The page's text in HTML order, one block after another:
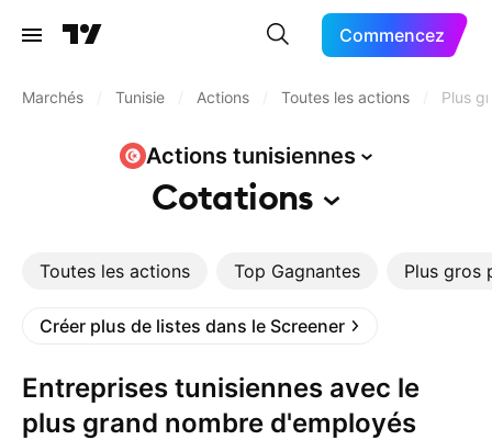
Commencez
Marchés Tunisie Actions Toutes les actions Plus
Actions tunisiennes
Cotations
Toutes les actions Top Gagnantes Plus gros
Créer plus de listes dans le Screener
Entreprises tunisiennes avec le
plus grand nombre d'employés